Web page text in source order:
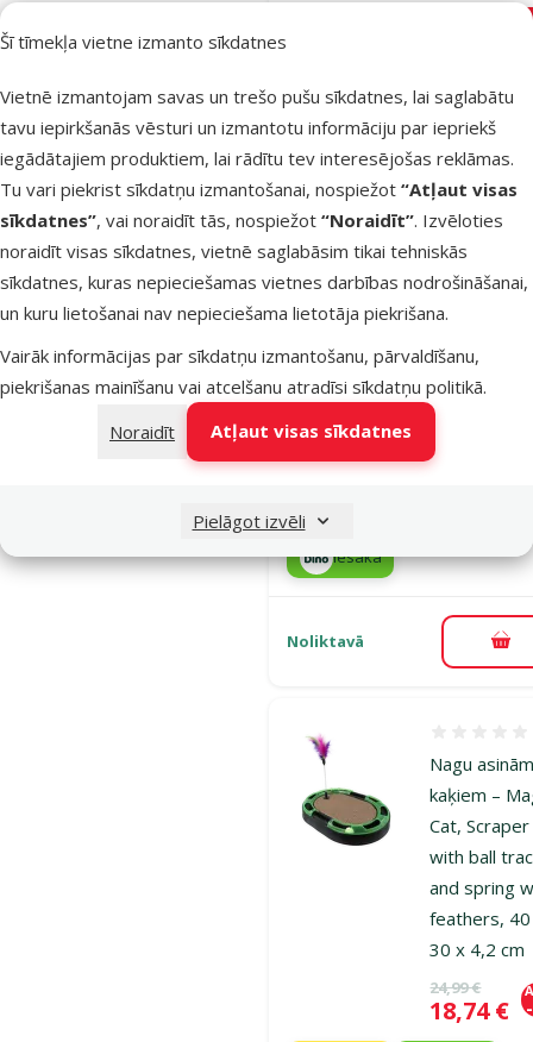
Šī tīmekļa vietne izmanto sīkdatnes
Vietnē izmantojam savas un trešo pušu sīkdatnes, lai saglabātu
tavu iepirkšanās vēsturi un izmantotu informāciju par iepriekš
iegādātajiem produktiem, lai rādītu tev interesējošas reklāmas.
Tu vari piekrist sīkdatņu izmantošanai, nospiežot “Atļaut visas
sīkdatnes”, vai noraidīt tās, nospiežot “Noraidīt”. Izvēloties
noraidīt visas sīkdatnes, vietnē saglabāsim tikai tehniskās
sīkdatnes, kuras nepieciešamas vietnes darbības nodrošināšanai,
un kuru lietošanai nav nepieciešama lietotāja piekrišana.
Vairāk informācijas par sīkdatņu izmantošanu, pārvaldīšanu,
piekrišanas mainīšanu vai atcelšanu atradīsi sīkdatņu politikā.
Noraidīt
Atļaut visas sīkdatnes
Pielāgot izvēli
Oriģinālā
Noliktavā
Interaktīva
rotaļlieta
kaķiem –
PET Think
Eat
Fish, 30 cm
Atsauksmes
iesaka
Noliktavā
Nagu
kaķiem –
Cat, Scraper
with ball
and spring
feathers,
30 x 4,2 cm
Oriģinālā
24,99 €
Cena
18,74 €